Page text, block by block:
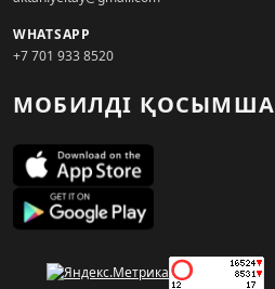
WHATSAPP
+7 701 933 8520
МОБИЛДІ ҚОСЫМША